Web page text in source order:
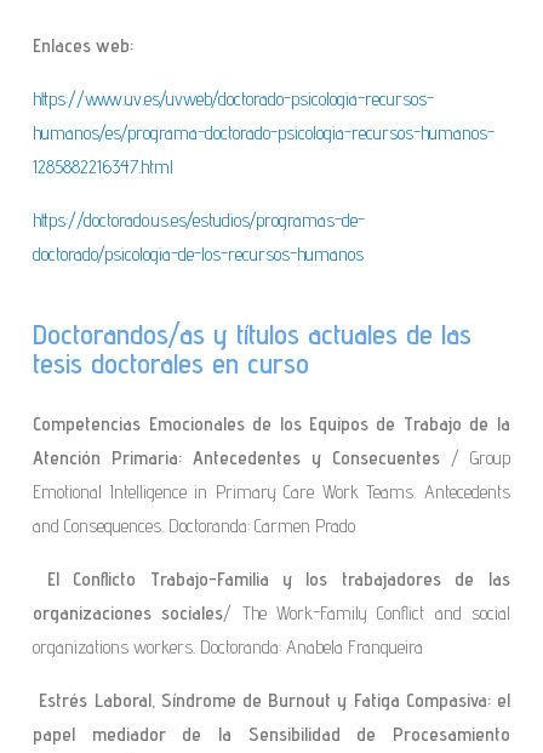
Enlaces web:
https://www.uv.es/uvweb/doctorado-psicologia-recursos-
humanos/es/programa-doctorado-psicologia-recursos-humanos-
1285882216347.html
https://doctorado.us.es/estudios/programas-de-
doctorado/psicologia-de-los-recursos-humanos
Doctorandos/as y títulos actuales de las
tesis doctorales en curso
Competencias Emocionales de los Equipos de Trabajo de la
Atención Primaria: Antecedentes y Consecuentes/ Group
Emotional Intelligence in Primary Care Work Teams. Antecedents
and Consequences. Doctoranda: Carmen Prado
El Conflicto Trabajo-Familia y los trabajadores de las
organizaciones sociales/ The Work-Family Conflict and social
organizations workers. Doctoranda: Anabela Franqueira
Estrés Laboral, Síndrome de Burnout y Fatiga Compasiva: el
papel mediador de la Sensibilidad de Procesamiento